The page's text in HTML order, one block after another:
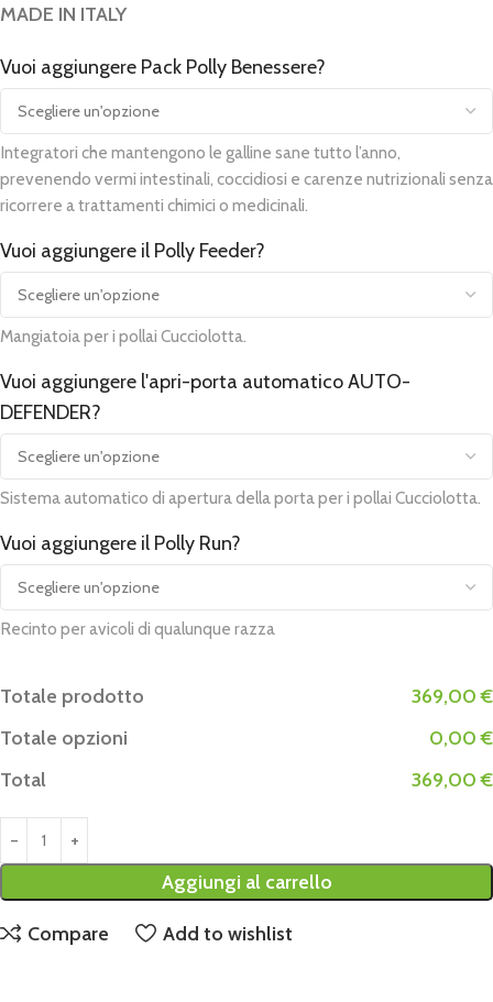
MADE IN ITALY
Vuoi aggiungere Pack Polly Benessere?
Integratori che mantengono le galline sane tutto l’anno,
prevenendo vermi intestinali, coccidiosi e carenze nutrizionali senza
ricorrere a trattamenti chimici o medicinali.
Vuoi aggiungere il Polly Feeder?
Mangiatoia per i pollai Cucciolotta.
Vuoi aggiungere l'apri-porta automatico AUTO-
DEFENDER?
Sistema automatico di apertura della porta per i pollai Cucciolotta.
Vuoi aggiungere il Polly Run?
Recinto per avicoli di qualunque razza
Totale prodotto
369,00 €
Totale opzioni
0,00 €
Total
369,00 €
Aggiungi al carrello
Alternative:
Compare Add to wishlist